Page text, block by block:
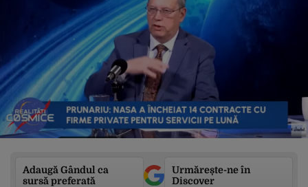
Adaugă Gândul ca
sursă preferată
Urmărește-ne în
Discover